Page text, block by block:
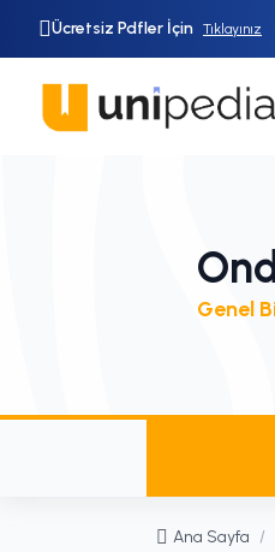
Ücretsiz Pdfler İçin Tıklayınız
Genel
Ana Sayfa /